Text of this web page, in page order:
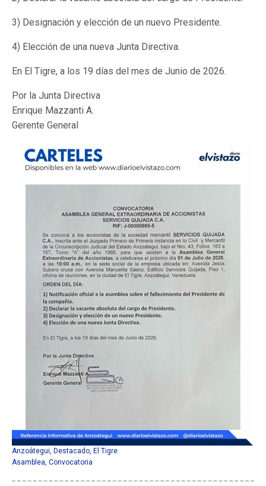
3) Designación y elección de un nuevo Presidente.
4) Elección de una nueva Junta Directiva.
En El Tigre, a los 19 días del mes de Junio de 2026.
Por la Junta Directiva
Enrique Mazzanti A.
Gerente General
Anzoátegui, Destacado, El Tigre
Asamblea, Convocatoria